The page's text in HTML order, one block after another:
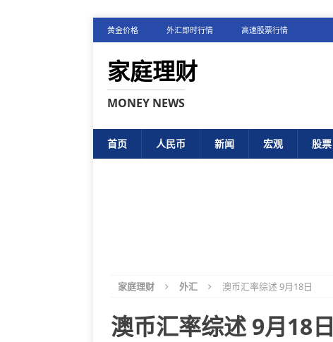
黄金价格 外汇即时行情 高速股票行情
家庭理财
MONEY NEWS
首页 人民币 新闻 宏观 股票
家庭理财 外汇 澳币汇率综述 9月18日
澳币汇率综述 9月18日